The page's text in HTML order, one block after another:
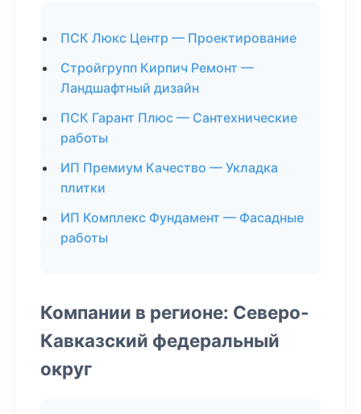
ПСК Люкс Центр — Проектирование
Стройгрупп Кирпич Ремонт —
Ландшафтный дизайн
ПСК Гарант Плюс — Сантехнические
работы
ИП Премиум Качество — Укладка
плитки
ИП Комплекс Фундамент — Фасадные
работы
Компании в регионе: Северо-
Кавказский федеральный
округ